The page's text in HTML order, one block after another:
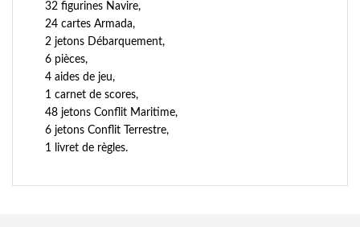
32 figurines Navire,
24 cartes Armada,
2 jetons Débarquement,
6 pièces,
4 aides de jeu,
1 carnet de scores,
48 jetons Conflit Maritime,
6 jetons Conflit Terrestre,
1 livret de règles.